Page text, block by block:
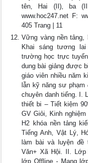
tên, Hai (II), ba
www.hoc247.net F:
405 Trang | 11
Vững vàng nền
Khai sáng tương lai
trường học trực
dung bài giảng được
giáo viên nhiều năm
lẫn kỹ năng sư
chuyên danh tiếng. I.
thiết bi – Tiết kiệm
GV Giỏi, Kinh
H2 khóa nền tảng
Tiếng Anh, Vật Lý,
làm bài và luyện đề
Văn+ Xã Hội. II.
lớp Offline - Mang